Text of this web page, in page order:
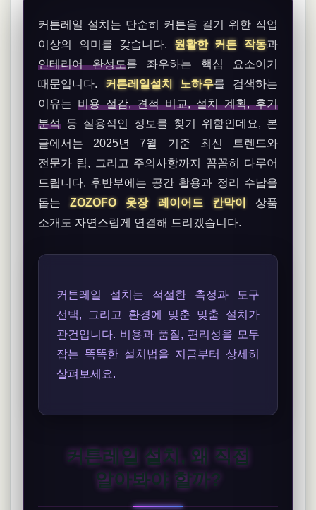
커튼레일 설치는 단순히 커튼을 걸기 위한 작업
이상의 의미를 갖습니다. 원활한 커튼 작동과
인테리어 완성도를 좌우하는 핵심 요소이기
때문입니다. 커튼레일설치 노하우를 검색하는
이유는 비용 절감, 견적 비교, 설치 계획, 후기
분석 등 실용적인 정보를 찾기 위함인데요, 본
글에서는 2025년 7월 기준 최신 트렌드와
전문가 팁, 그리고 주의사항까지 꼼꼼히 다루어
드립니다. 후반부에는 공간 활용과 정리 수납을
돕는ZOZOFO 옷장 레이어드 칸막이
상품
소개도 자연스럽게 연결해 드리겠습니다.
커튼레일 설치는 적절한 측정과 도구
선택, 그리고 환경에 맞춘 맞춤 설치가
관건입니다. 비용과 품질, 편리성을 모두
잡는 똑똑한 설치법을 지금부터 상세히
살펴보세요.
커튼레일 설치, 왜 직접
알아봐야 할까?